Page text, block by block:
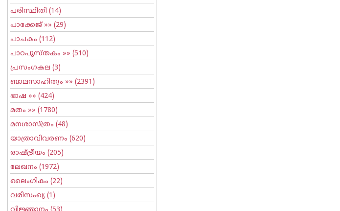
പരിസ്ഥിതി (14)
പാക്കേജ് »» (29)
പാചകം (112)
പാഠപുസ്തകം »» (510)
പ്രസംഗകല (3)
ബാലസാഹിത്യം »» (2391)
ഭാഷ »» (424)
മതം »» (1780)
മനശാസ്ത്രം (48)
യാത്രാവിവരണം (620)
രാഷ്ട്രീയം (205)
ലേഖനം (1972)
ലൈംഗികം (22)
വരിസംഖ്യ (1)